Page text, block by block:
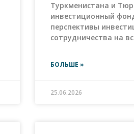
Туркменистана и
инвестиционный
перспективы
сотрудничества на
БОЛЬШЕ »
25.06.2026